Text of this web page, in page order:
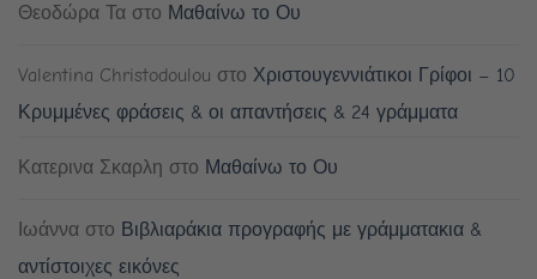
Θεοδώρα Τα στο Μαθαίνω το Ου
Valentina Christodoulou στο Χριστουγεννιάτικοι Γρίφοι – 10
Κρυμμένες φράσεις & οι απαντήσεις & 24 γράμματα
Κατερινα Σκαρλη στο Μαθαίνω το Ου
Ιωάννα στο Βιβλιαράκια προγραφής με γράμματακια &
αντίστοιχες εικόνες